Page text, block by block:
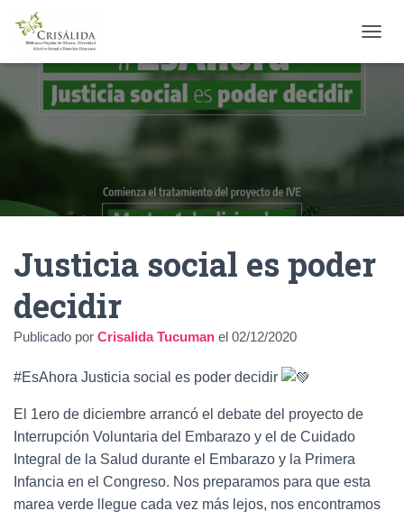
A
R
O
N
Justicia social es poder
decidir
Publicado por Crisalida Tucuman el 02/12/2020
#EsAhora Justicia social es poder decidir
El 1ero de diciembre arrancó el debate del proyecto de
Interrupción Voluntaria del Embarazo y el de Cuidado
Integral de la Salud durante el Embarazo y la Primera
Infancia en el Congreso. Nos preparamos para que esta
marea verde llegue cada vez más lejos, nos encontramos